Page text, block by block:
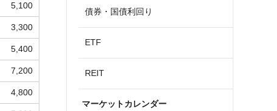
5,100
3,300
5,400
7,200
4,800
債券・国債利回り
ETF
REIT
マーケットカレンダー